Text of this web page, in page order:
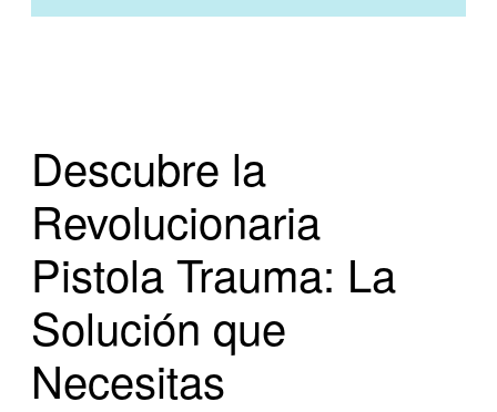
Descubre la
Revolucionaria
Pistola Trauma: La
Solución que
Necesitas